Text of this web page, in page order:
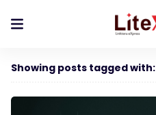
Showing posts tagged with: